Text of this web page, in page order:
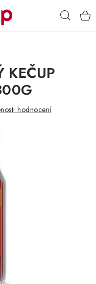
a reklamace
KEČUP
hodnocení